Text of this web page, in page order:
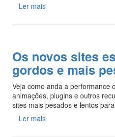
Ler mais
Os novos sites
gordos e mais
Veja como anda a performance
animações, plugins e outros
sites mais pesados e lentos
Ler mais